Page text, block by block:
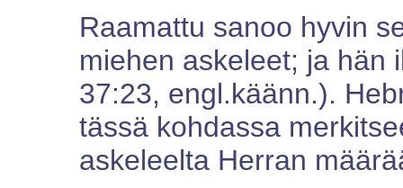
Raamattu sanoo hyvin
miehen askeleet; ja hän
37:23, engl.käänn.).
tässä kohdassa
askeleelta Herran